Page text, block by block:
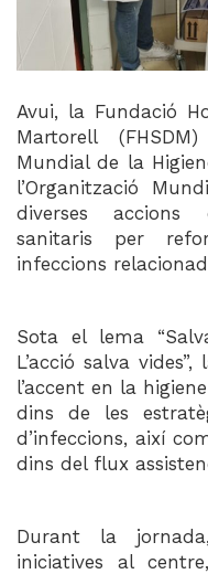
Avui, la Fundació
Martorell
Mundial de la
l’Organització
diverses accions
sanitaris per
infeccions
Sota el lema
L’acció salva
l’accent en la
dins de les
d’infeccions, així
dins del flux
Durant la
iniciatives al